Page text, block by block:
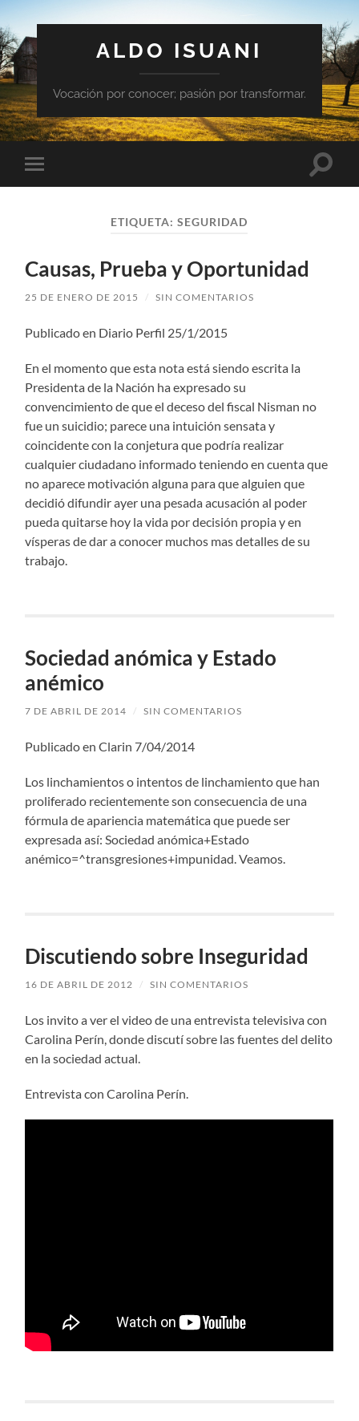
ALDO ISUANI
Vocación por conocer; pasión por transformar.
Alternar
el
ETIQUETA:SEGURIDAD
Causas, Prueba y Oportunidad
25 DE ENERO DE 2015 / SIN COMENTARIOS
Publicado en Diario Perfil 25/1/2015
En el momento que esta nota está siendo escrita la
Presidenta de la Nación ha expresado su
convencimiento de que el deceso del fiscal Nisman no
fue un suicidio; parece una intuición sensata y
coincidente con la conjetura que podría realizar
cualquier ciudadano informado teniendo en cuenta que
no aparece motivación alguna para que alguien que
decidió difundir ayer una pesada acusación al poder
pueda quitarse hoy la vida por decisión propia y en
vísperas de dar a conocer muchos mas detalles de su
trabajo.
Sociedad anómica y Estado
anémico
7 DE ABRIL DE 2014 / SIN COMENTARIOS
Publicado en Clarin 7/04/2014
Los linchamientos o intentos de linchamiento que han
proliferado recientemente son consecuencia de una
fórmula de apariencia matemática que puede ser
expresada así: Sociedad anómica+Estado
anémico=^transgresiones+impunidad. Veamos.
Discutiendo sobre Inseguridad
16 DE ABRIL DE 2012 / SIN COMENTARIOS
Los invito a ver el video de una entrevista televisiva con
Carolina Perín, donde discutí sobre las fuentes del delito
en la sociedad actual.
Entrevista con Carolina Perín.